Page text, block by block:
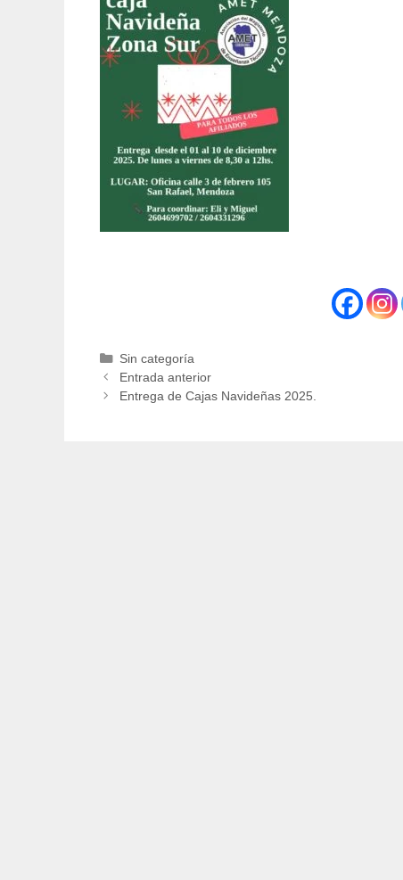
Categorías
Sin categoría
Entrada anterior
Entrega de Cajas Navideñas 2025.